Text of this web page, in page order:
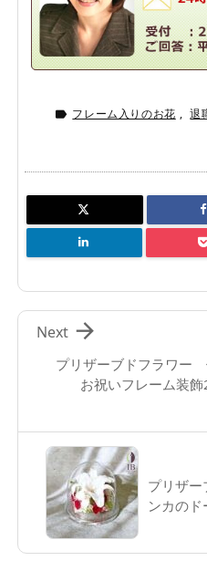
 フレーム入りのお花 , 退
プリザーブドフラワー
お祝いフレーム装

Next
プリザ
ンカの